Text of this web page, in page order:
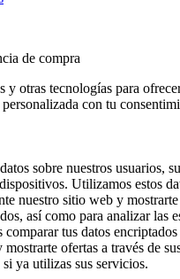
de compra
y otras tecnologías para
con tu
sobre nuestros usuarios, su
Utilizamos estos
nuestro sitio web y
así como para analizar las
tus datos encriptados
ofertas a través de
ya utilizas sus servicios.